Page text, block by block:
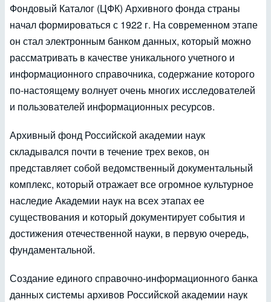
Фондовый Каталог (ЦФК) Архивного фонда страны
начал формироваться с 1922 г. На современном этапе
он стал электронным банком данных, который можно
рассматривать в качестве уникального учетного и
информационного справочника, содержание которого
по-настоящему волнует очень многих исследователей
и пользователей информационных ресурсов.
Архивный фонд Российской академии наук
складывался почти в течение трех веков, он
представляет собой ведомственный документальный
комплекс, который отражает все огромное культурное
наследие Академии наук на всех этапах ее
существования и который документирует события и
достижения отечественной науки, в первую очередь,
фундаментальной.
Создание единого справочно-информационного банка
данных системы архивов Российской академии наук